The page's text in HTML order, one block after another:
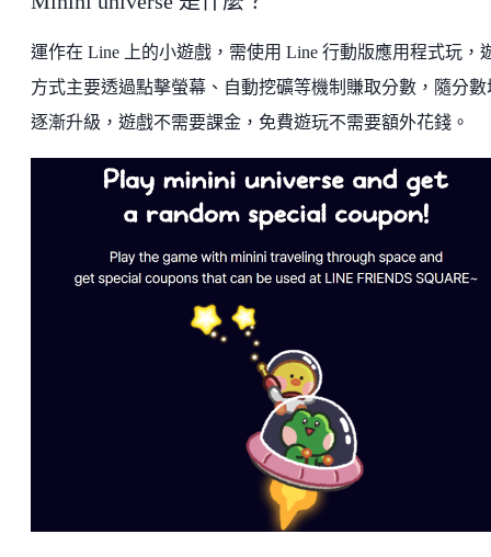
運作在 Line 上的小遊戲，需使用 Line 行動版應用程式玩，
方式主要透過點擊螢幕、自動挖礦等機制賺取分數，隨分數
逐漸升級，遊戲不需要課金，免費遊玩不需要額外花錢。